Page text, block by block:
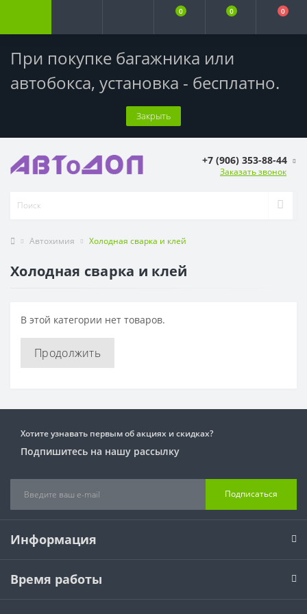
При покупке багажника или
автобокса, установка - бесплатно.
Закрыть
0 0 0
+7 (906) 353-88-44
Заказать звонок
Автохимия Холодная сварка и клей
Холодная сварка и клей
В этой категории нет товаров.
Продолжить
Хотите узнавать первым об акциях и скидках?
Подпишитесь на нашу рассылку
Подписаться
Информация
Время работы